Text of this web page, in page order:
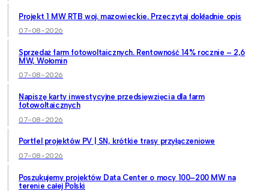
Projekt 1 MW RTB woj. mazowieckie. Przeczytaj dokładnie opis
07-08-2026
Sprzedaż farm fotowoltaicznych. Rentowność 14% rocznie – 2,6
MW, Wołomin
07-08-2026
Napiszę karty inwestycyjne przedsięwzięcia dla farm
fotowoltaicznych
07-08-2026
Portfel projektów PV | SN, krótkie trasy przyłączeniowe
07-08-2026
Poszukujemy projektów Data Center o mocy 100–200 MW na
terenie całej Polski